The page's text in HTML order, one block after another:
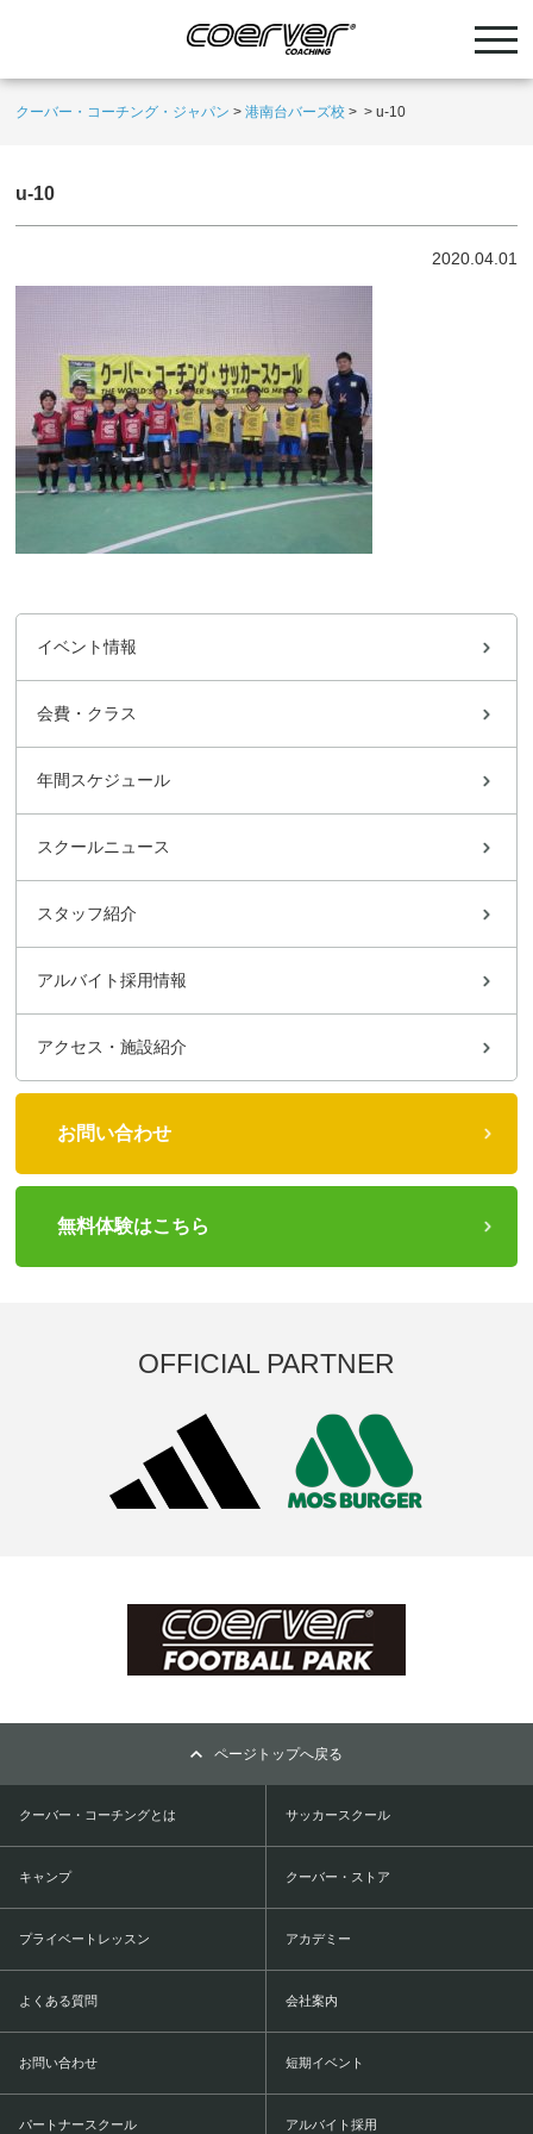
クーバー・コーチング・ジャパン >港南台バーズ校 > >u-10
u-10
2020.04.01
イベント情報
会費・クラス
年間スケジュール
スクールニュース
スタッフ紹介
アルバイト採用情報
アクセス・施設紹介
お問い合わせ
無料体験はこちら
OFFICIAL PARTNER
ページトップへ戻る
クーバー・コーチングとは サッカースクール
キャンプ クーバー・ストア
プライベートレッスン アカデミー
よくある質問 会社案内
お問い合わせ 短期イベント
パートナースクール アルバイト採用